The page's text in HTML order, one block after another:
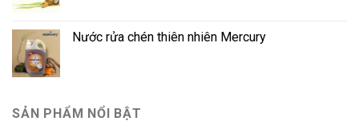
Nước rửa chén thiên nhiên Mercury
SẢN PHẨM NỔI BẬT